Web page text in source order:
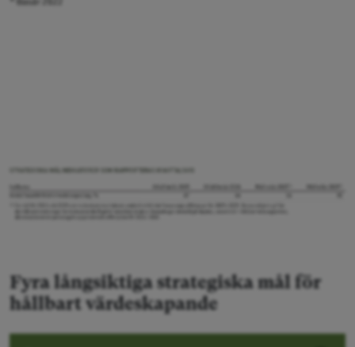
Fyra långsiktiga strategiska mål för
hållbart värdeskapande